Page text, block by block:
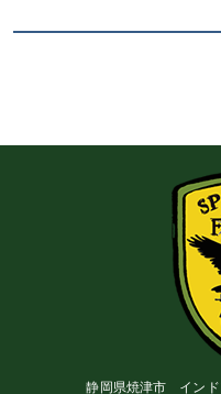
静岡県焼津市 インド